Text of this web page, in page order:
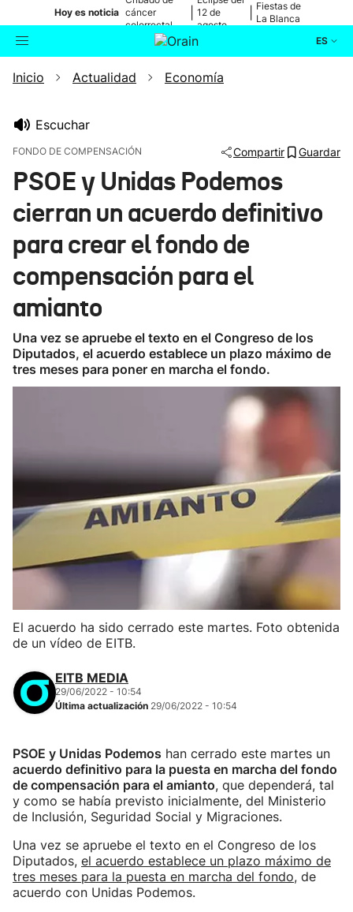
Hoy es noticia cáncer
colorrectal
12 de
agosto
Fiestas de
La Blanca
ES
Buscador Actualidad
Ikusmiran
Eguraldia
Inicio Actualidad Economía
Escuchar
FONDO DE COMPENSACIÓN Compartir Guardar
PSOE y Unidas Podemos
cierran un acuerdo definitivo
para crear el fondo de
compensación para el
amianto
Una vez se apruebe el texto en el Congreso de los
Diputados, el acuerdo establece un plazo máximo de
tres meses para poner en marcha el fondo.
El acuerdo ha sido cerrado este martes. Foto obtenida
de un vídeo de EITB.
EITB MEDIA
29/06/2022 - 10:54
Última actualización 29/06/2022 - 10:54
PSOE y Unidas Podemos han cerrado este martes un
acuerdo definitivo para la puesta en marcha del fondo
de compensación para el amianto, que dependerá, tal
y como se había previsto inicialmente, del Ministerio
de Inclusión, Seguridad Social y Migraciones.
Una vez se apruebe el texto en el Congreso de los
Diputados, el acuerdo establece un plazo máximo de
tres meses para la puesta en marcha del fondo, de
acuerdo con Unidas Podemos.